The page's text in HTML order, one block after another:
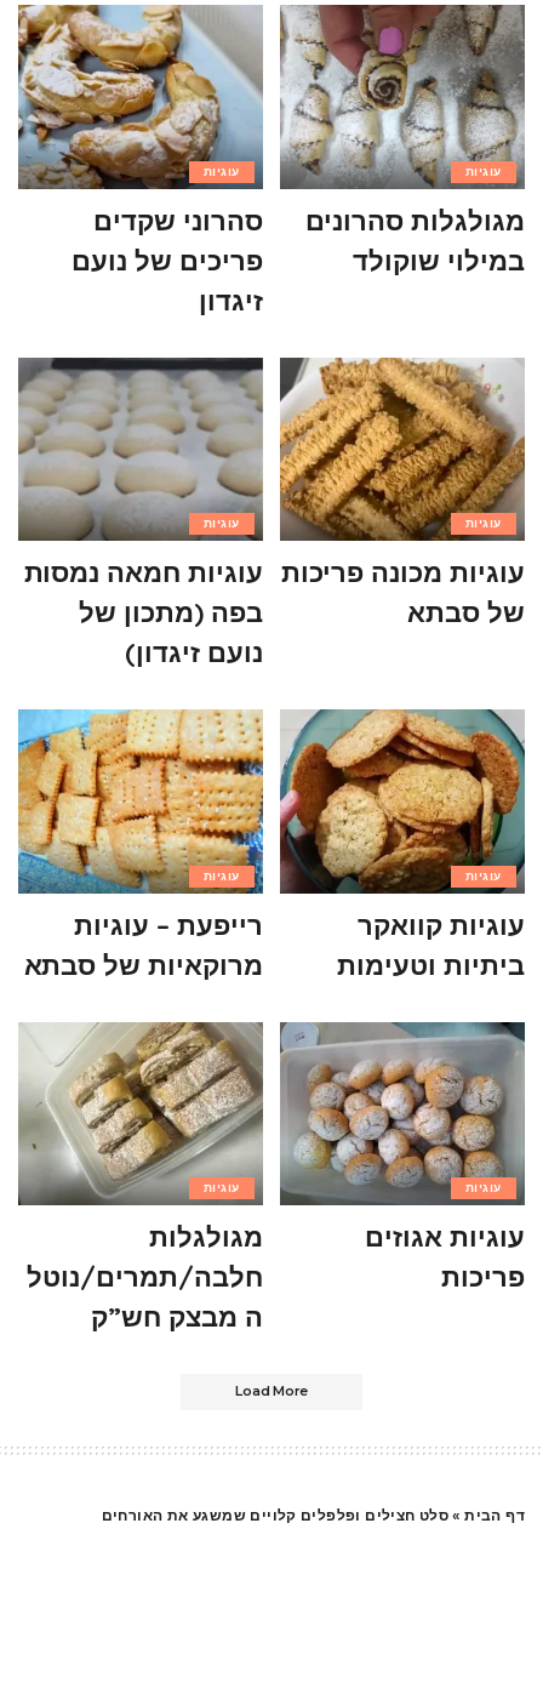
עוגיות
מגולגלות סהרונים
במילוי שוקולד
עוגיות
סהרוני שקדים
פריכים של נועם
זיגדון
עוגיות
עוגיות מכונה פריכות
של סבתא
עוגיות
עוגיות חמאה נמסות
בפה (מתכון של
נועם זיגדון)
עוגיות
עוגיות קוואקר
ביתיות וטעימות
עוגיות
רייפעת – עוגיות
מרוקאיות של סבתא
עוגיות
עוגיות אגוזים
פריכות
עוגיות
מגולגלות
חלבה/תמרים/נוטל
ה מבצק חש”ק
Load More
דף הבית» סלט חצילים ופלפלים קלויים שמשגע את האורחים